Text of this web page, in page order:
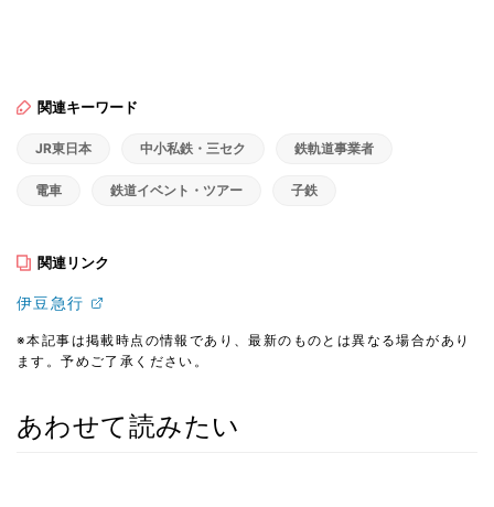
関連キーワード
JR東日本 中小私鉄・三セク 鉄軌道事業者
電車 鉄道イベント・ツアー 子鉄
関連リンク
伊豆急行
※本記事は掲載時点の情報であり、最新のものとは異なる場合があり
ます。予めご了承ください。
あわせて読みたい